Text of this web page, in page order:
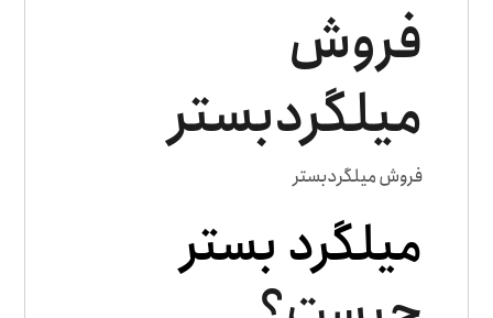
فروش
میلگردبستر
فروش میلگردبستر
میلگرد بستر